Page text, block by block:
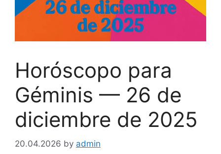
Horóscopo para
Géminis — 26 de
diciembre de 2025
20.04.2026 by admin